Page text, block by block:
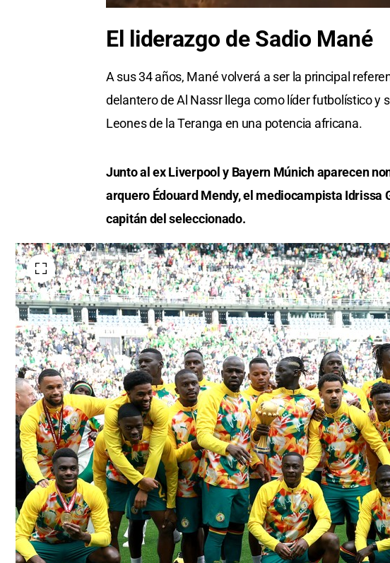
El liderazgo de Sadio Mané
A sus 34 años, Mané volverá a ser la principal
delantero de Al Nassr llega como líder futbolístico y
Leones de la Teranga en una potencia africana.
Junto al ex Liverpool y Bayern Múnich aparecen
arquero Édouard Mendy, el mediocampista Idrissa
capitán del seleccionado.